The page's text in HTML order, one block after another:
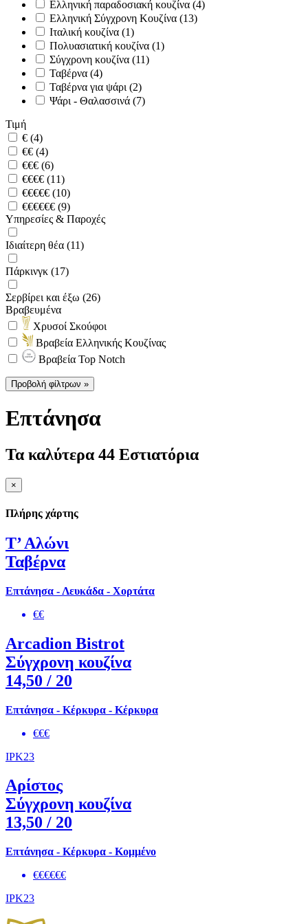
Ελληνική παραδοσιακή κουζίνα (4)
Ελληνική Σύγχρονη Κουζίνα (13)
Ιταλική κουζίνα (1)
Πολυασιατική κουζίνα (1)
Σύγχρονη κουζίνα (11)
Ταβέρνα (4)
Ταβέρνα για ψάρι (2)
Ψάρι - Θαλασσινά (7)
Τιμή
€ (4)
€€ (4)
€€€ (6)
€€€€ (11)
€€€€€ (10)
€€€€€€ (9)
Υπηρεσίες & Παροχές
Ιδιαίτερη θέα (11)
Πάρκινγκ (17)
Σερβίρει και έξω (26)
Βραβευμένα
Χρυσοί Σκούφοι
Βραβεία Ελληνικής Κουζίνας
Βραβεία Top Notch
Προβολή φίλτρων »
Επτάνησα
Τα καλύτερα 44 Εστιατόρια
×
Πλήρης χάρτης
Τ’ Αλώνι
Ταβέρνα
Επτάνησα - Λευκάδα - Χορτάτα
€€
Arcadion Bistrot
Σύγχρονη κουζίνα
14,50 / 20
Επτάνησα - Κέρκυρα - Κέρκυρα
€€€
IPK23
Αρίστος
Σύγχρονη κουζίνα
13,50 / 20
Επτάνησα - Κέρκυρα - Κομμένο
€€€€€€
IPK23